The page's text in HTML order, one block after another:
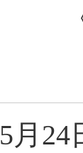
5月